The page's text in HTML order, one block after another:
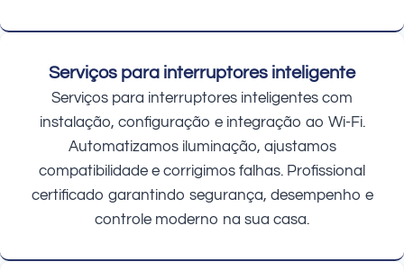
Serviços para interruptores inteligente
Serviços para interruptores inteligentes com
instalação, configuração e integração ao Wi-Fi.
Automatizamos iluminação, ajustamos
compatibilidade e corrigimos falhas. Profissional
certificado garantindo segurança, desempenho e
controle moderno na sua casa.